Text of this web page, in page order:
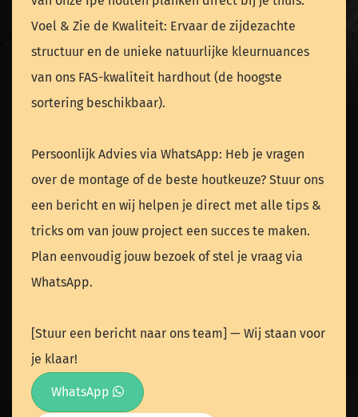
Voel & Zie de Kwaliteit: Ervaar de zijdezachte
structuur en de unieke natuurlijke kleurnuances
van ons FAS-kwaliteit hardhout (de hoogste
sortering beschikbaar).
Persoonlijk Advies via WhatsApp: Heb je vragen
over de montage of de beste houtkeuze? Stuur ons
een bericht en wij helpen je direct met alle tips &
tricks om van jouw project een succes te maken.
Plan eenvoudig jouw bezoek of stel je vraag via
WhatsApp.
[Stuur een bericht naar ons team] — Wij staan voor
je klaar!
WhatsApp